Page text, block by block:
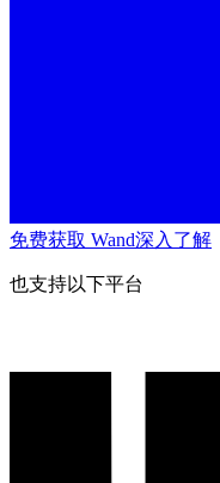
免费获取 Wand深入了解
也支持以下平台